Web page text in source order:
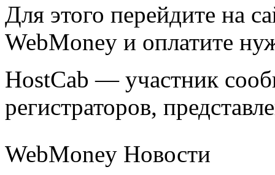
Для этого перейдите на
WebMoney и оплатите
HostCab — участник
регистраторов,
WebMoney Новости